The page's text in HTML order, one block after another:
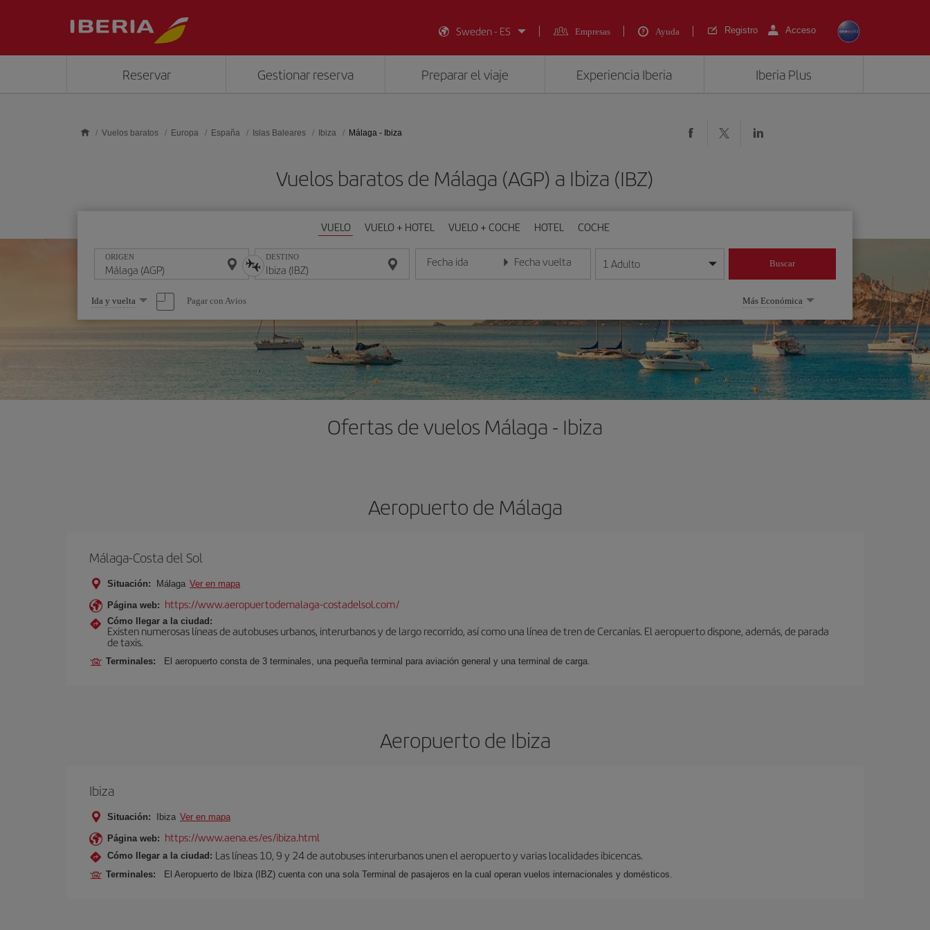
Sweden - ES
Empresas Ayuda Registro Acceso
Reservar Gestionar reserva Preparar el viaje Experiencia Iberia Iberia Plus
Vuelos baratos Europa España Islas Baleares Ibiza Málaga - Ibiza
Vuelos baratos de Málaga (AGP) a Ibiza (IBZ)
VUELO VUELO + HOTEL VUELO + COCHE HOTEL COCHE
ORIGEN DESTINO Fecha ida
Introduce la fecha en formato día/mes/año
Fecha vuelta
Introduce la fecha en formato día/mes/año
1 Adulto Buscar
Seleccione
una
opción
Ida y vuelta Pagar con Avios Más Económica
Ofertas de vuelos Málaga - Ibiza
Aeropuerto de Málaga
Málaga-Costa del Sol
Situación: Málaga Ver en mapa
Página web: https://www.aeropuertodemalaga-costadelsol.com/
Cómo llegar a la ciudad:
Existen numerosas líneas de autobuses urbanos, interurbanos y de largo recorrido, así como una línea de tren de Cercanías. El aeropuerto dispone, además, de parada
de taxis.
Terminales: El aeropuerto consta de 3 terminales, una pequeña terminal para aviación general y una terminal de carga.
Aeropuerto de Ibiza
Ibiza
Situación: Ibiza Ver en mapa
Página web: https://www.aena.es/es/ibiza.html
Cómo llegar a la ciudad: Las líneas 10, 9 y 24 de autobuses interurbanos unen el aeropuerto y varias localidades ibicencas.
Terminales: El Aeropuerto de Ibiza (IBZ) cuenta con una sola Terminal de pasajeros en la cual operan vuelos internacionales y domésticos.